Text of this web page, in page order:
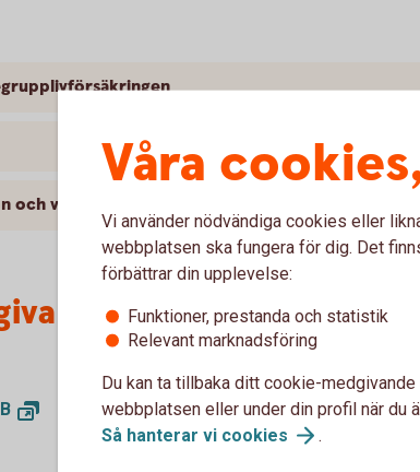
och villkor
Våra
Vi använder nödvändiga cookies eller
webbplatsen ska fungera för dig. Det
förbättrar din upplevelse:
Funktioner, prestanda och statistik
Relevant marknadsföring
Du kan ta tillbaka ditt cookie-
webbplatsen eller under din profil när du
Så hanterar vi cookies .